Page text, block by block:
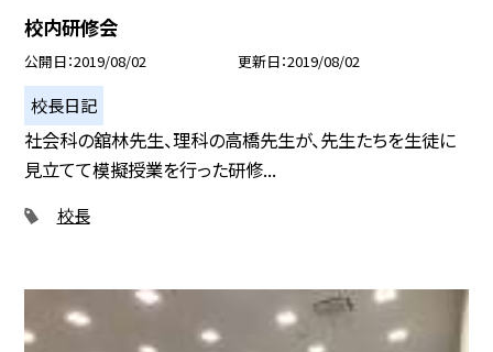
校内研修会
公開日 2019/08/02 更新日 2019/08/02
校長日記
社会科の舘林先生、理科の高橋先生が、先生たちを生徒に
見立てて模擬授業を行った研修...
校長